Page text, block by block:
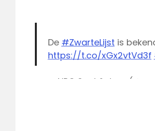
De #ZwarteLijst is
https://t.co/xGx2vtVd3f
— NPO Soul & Jazz